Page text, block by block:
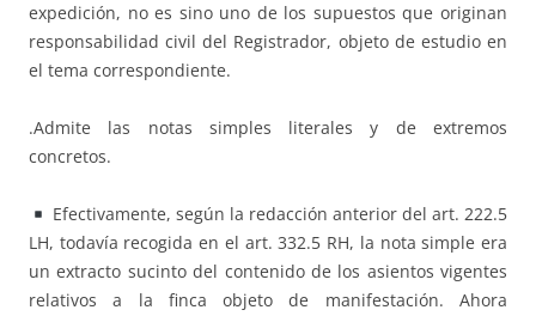
expedición, no es sino uno de los supuestos que originan
responsabilidad civil del Registrador, objeto de estudio en
el tema correspondiente.
.Admite las notas simples literales y de extremos
concretos.
Efectivamente, según la redacción anterior del art. 222.5
LH, todavía recogida en el art. 332.5 RH, la nota simple era
un extracto sucinto del contenido de los asientos vigentes
relativos a la finca objeto de manifestación. Ahora